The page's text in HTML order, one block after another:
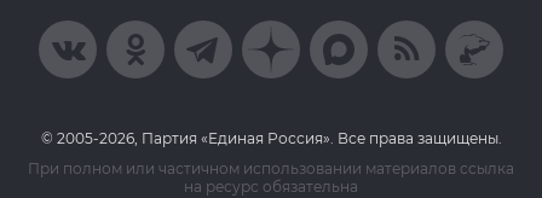
© 2005-2026, Партия «Единая Россия». Все права защищены.
При полном или частичном использовании материалов ссылка
на ресурс обязательна